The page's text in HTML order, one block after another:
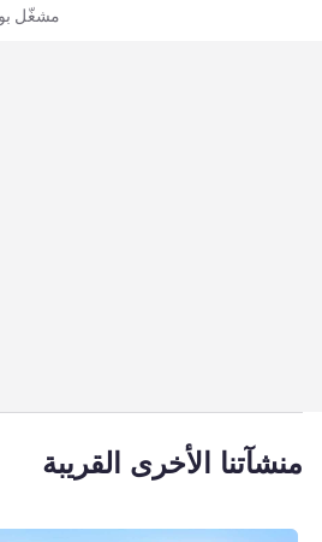
مشغّل
منشآتنا الأخرى القريبة